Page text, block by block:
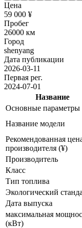
Цена
59 000 ¥
Пробег
26000 км
Город
shenyang
Дата публикации
2026-03-11
Первая рег.
2024-07-01
Название
Основные параметры
Название модели
Рекомендованная
производителя (¥)
Производитель
Класс
Тип топлива
Экологический
Дата выпуска
максимальная
(кВт)